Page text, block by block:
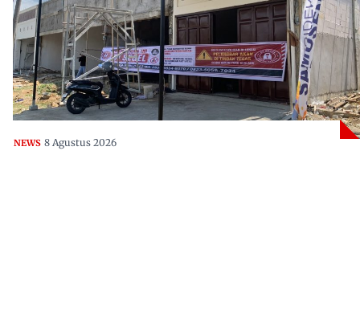
NEWS 8 Agustus 2026